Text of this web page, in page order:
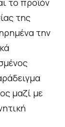
το προϊόν
της
την
μαζί με